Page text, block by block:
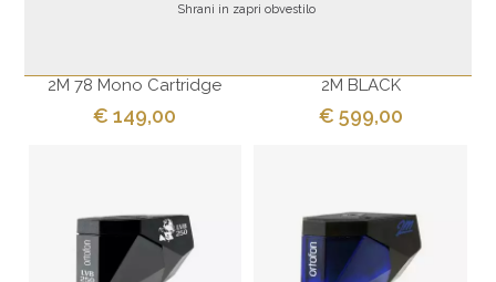
2M 78 Mono Cartridge
€ 149,00
2M BLACK
€ 599,00
Shrani in zapri obvestilo